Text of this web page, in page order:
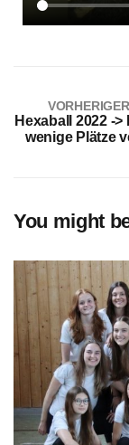
Hexaball 2022 -
wenige Plätze
You might